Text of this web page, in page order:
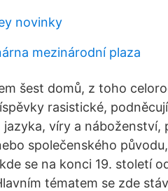
novinky
mezinárodní plaza
šest domů, z toho
rasistické,
jazyka, víry a
společenského
se na konci 19. století
tématem se zde